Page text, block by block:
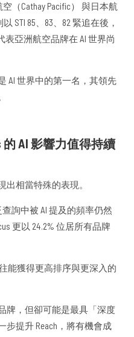
（Cathay Pacific） 與日本航
STI 85、83、82 緊追在後，
亞洲航空品牌在 AI 世界尚
AI 世界中的第一名，其領先
AI 影響力值得持續
相當特殊的表現。
查詢中被 AI 提及的頻率仍然
更以 24.2% 位居所有品牌
能獲得更高排序與更深入的
牌，但卻可能是最具「深度
提升 Reach，將有機會成